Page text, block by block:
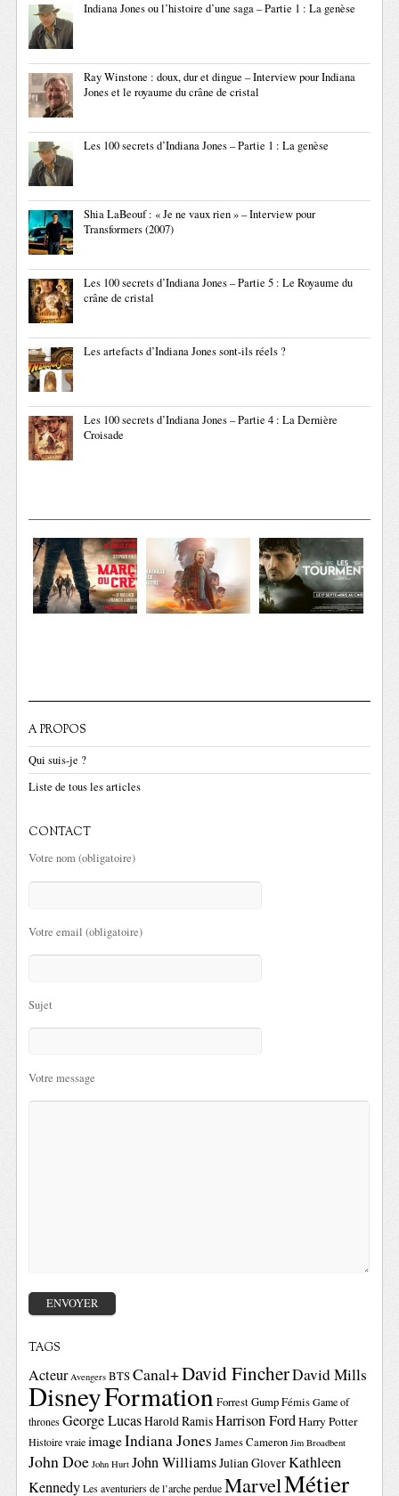
Indiana Jones ou l’histoire d’une saga – Partie 1 : La genèse
Ray Winstone : doux, dur et dingue – Interview pour Indiana
Jones et le royaume du crâne de cristal
Les 100 secrets d’Indiana Jones – Partie 1 : La genèse
Shia LaBeouf : « Je ne vaux rien » – Interview pour
Transformers (2007)
Les 100 secrets d’Indiana Jones – Partie 5 : Le Royaume du
crâne de cristal
Les artefacts d’Indiana Jones sont-ils réels ?
Les 100 secrets d’Indiana Jones – Partie 4 : La Dernière
Croisade
A PROPOS
Qui suis-je ?
Liste de tous les articles
CONTACT
Votre nom (obligatoire)
Votre email (obligatoire)
Sujet
Votre message
TAGS
Acteur Avengers BTSCanal+David FincherDavid Mills
DisneyFormationForrest GumpFémis Game of
thrones George LucasHarold RamisHarrison FordHarry Potter
Histoire vraie imageIndiana Jones James Cameron Jim Broadbent
John Doe John Hurt John WilliamsJulian GloverKathleen
Kennedy Les aventuriers de l’arche perdue MarvelMétier